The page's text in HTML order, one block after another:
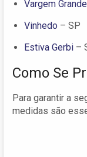
Vargem
Vinhedo – SP
Estiva Gerbi –
Como Se
Para garantir a
medidas são